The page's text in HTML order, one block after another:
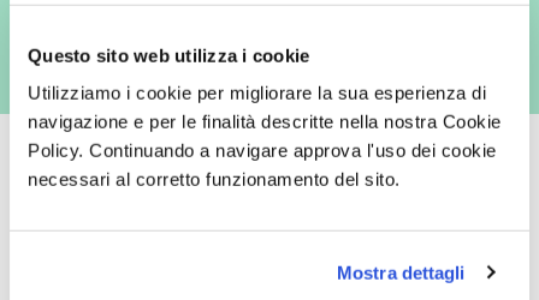
Questo sito web utilizza i cookie
Utilizziamo i cookie per migliorare la sua esperienza di
navigazione e per le finalità descritte nella nostra Cookie
Policy. Continuando a navigare approva l'uso dei cookie
necessari al corretto funzionamento del sito.
Mostra dettagli
Oltre 50.000 prodotti Spedizione gratuita